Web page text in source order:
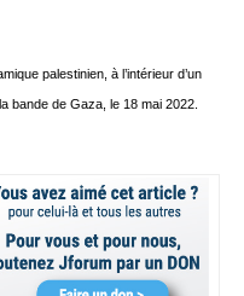
palestinien, à l’intérieur d’un
bande de Gaza, le 18 mai 2022.